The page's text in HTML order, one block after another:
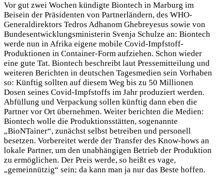
Vor gut zwei Wochen kündigte Biontech in Marburg im
Beisein der Präsidenten von Partnerländern, des WHO-
Generaldirektors Tedros Adhanom Ghebreyesus sowie von
Bundesentwicklungsministerin Svenja Schulze an: Biontech
werde nun in Afrika eigene mobile Covid-Impfstoff-
Produktionen in Container-Form aufziehen. Schon wieder
eine gute Tat. Biontech beschreibt laut Pressemitteilung und
weiteren Berichten in deutschen Tagesmedien sein Vorhaben
so: Künftig sollten auf diesem Weg bis zu 50 Millionen
Dosen seines Covid-Impfstoffs im Jahr produziert werden.
Abfüllung und Verpackung sollen künftig dann eben die
Partner vor Ort übernehmen. Weiter berichten die Medien:
Biontech wolle die Produktionsstätten, sogenannte
„BioNTainer“, zunächst selbst betreiben und personell
besetzen. Vorbereitet werde der Transfer des Know-hows an
lokale Partner, um den unabhängigen Betrieb der Produktion
zu ermöglichen. Der Preis werde, so heißt es vage,
„gemeinnützig“ sein; da kann man ja nur das Beste hoffen.